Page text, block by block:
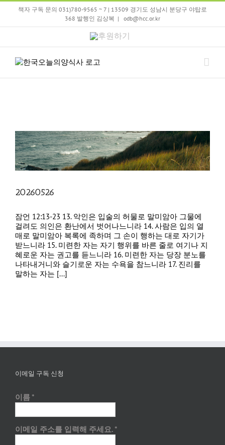
Skip
책자 구독 문의 031)780-9565 ~ 7 | 13509 경기도 성남시 분당구 야탑로
368 발행인 김상복 | odb@hcc.or.kr
후
기
20260526
잠언 12:13-23 13. 악인은 입술의 허물로 말미암아 그물에
걸려도 의인은 환난에서 벗어나느니라 14. 사람은 입의 열
매로 말미암아 복록에 족하며 그 손이 행하는 대로 자기가
받느니라 15. 미련한 자는 자기 행위를 바른 줄로 여기나 지
혜로운 자는 권고를 듣느니라 16. 미련한 자는 당장 분노를
나타내거니와 슬기로운 자는 수욕을 참느니라 17. 진리를
말하는 자는 [...]
이메일 구독 신청
이름 *
이메일 주소를 입력해 주세요. *